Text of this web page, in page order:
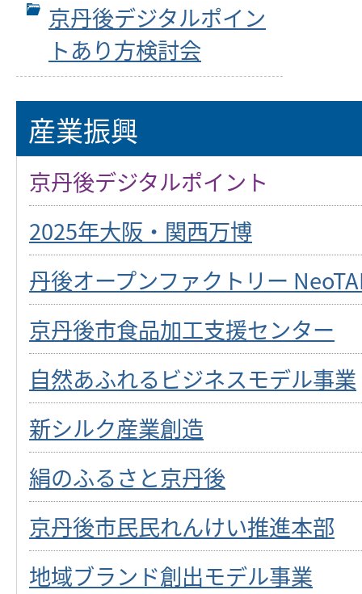
京丹後デジタルポイン
トあり方検討会
産業振興
京丹後デジタルポイント
2025年大阪・関西万博
丹後オープンファクトリー
京丹後市食品加工支援センター
自然あふれるビジネスモデル事業
新シルク産業創造
絹のふるさと京丹後
京丹後市民民れんけい推進本部
地域ブランド創出モデル事業